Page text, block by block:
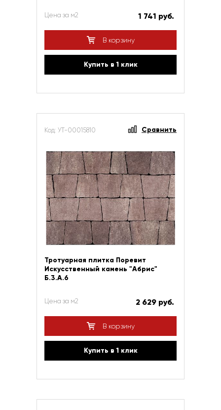
Цена за м2 1 741 руб.
В корзину
Купить в 1 клик
Код: УТ-00015810 Сравнить
Тротуарная плитка Поревит
Искусственный камень "Абрис"
Б.3.А.6
Цена за м2 2 629 руб.
В корзину
Купить в 1 клик